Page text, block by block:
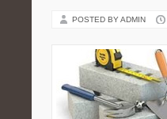
POSTED BY ADMIN